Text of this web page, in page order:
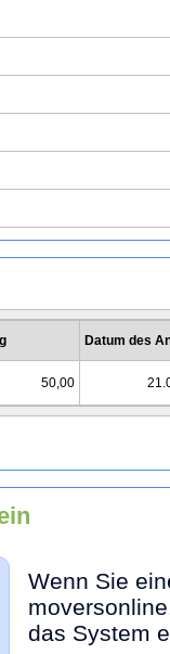
Datum des
50,00
Wenn Sie
das System